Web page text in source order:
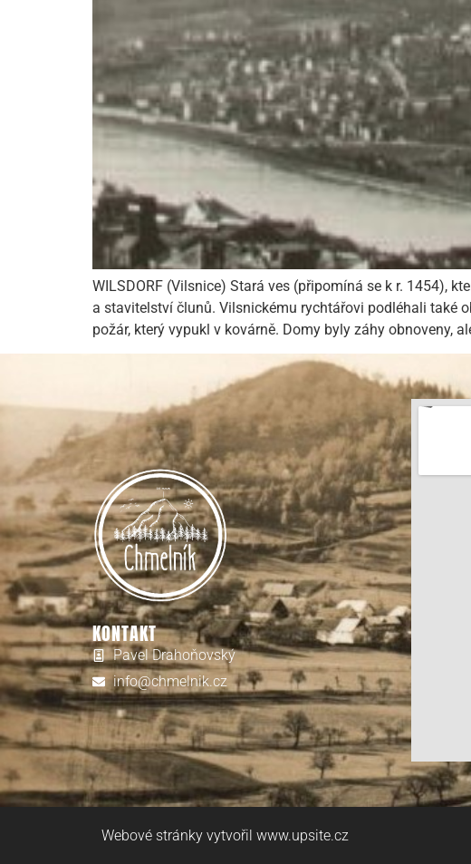
WILSDORF (Vilsnice) Stará ves (připomíná se k r. 1454),
a stavitelství člunů. Vilsnickému rychtářovi podléhali také
požár, který vypukl v kovárně. Domy byly záhy obnoveny,
KONTAKT
Pavel Drahoňovský
info@chmelnik.cz
Webové stránky vytvořil www.upsite.cz